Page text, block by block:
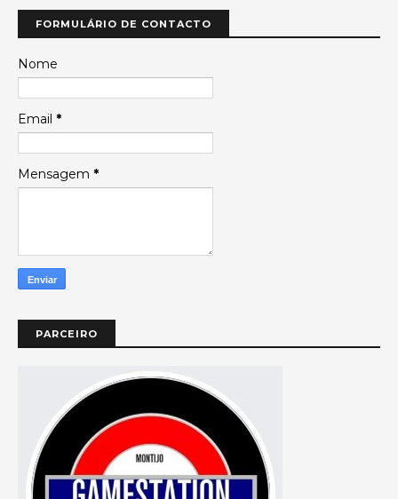
FORMULÁRIO DE CONTACTO
Nome
Email *
Mensagem *
PARCEIRO